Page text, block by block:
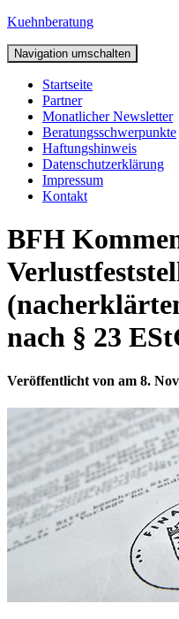
Kuehnberatung
Navigation umschalten
Startseite
Partner
Monatlicher Newsletter
Beratungsschwerpunkte
Haftungshinweis
Datenschutzerklärung
Impressum
Kontakt
BFH
nach § 23
Veröffentlicht von am 8.